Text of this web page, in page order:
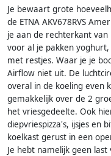
Je bewaart grote
de ETNA AKV678RVS
je aan de rechterkant
voor al je pakken
met restjes. Waar je je
Airflow niet uit. De
overal in de koeling even
gemakkelijk over de 2
het vriesgedeelte. Ook
diepvriespizza's, ijsjes en
koelkast gerust in een
Je hebt namelijk geen